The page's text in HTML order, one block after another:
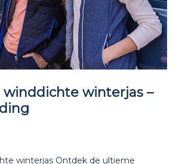
winterjas –
winterjas Ontdek de ultieme